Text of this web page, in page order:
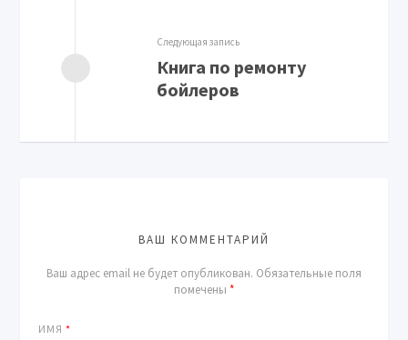
Следующая запись
Книга по ремонту
бойлеров
ВАШ КОММЕНТАРИЙ
Ваш адрес email не будет опубликован. Обязательные поля
помечены *
ИМЯ*